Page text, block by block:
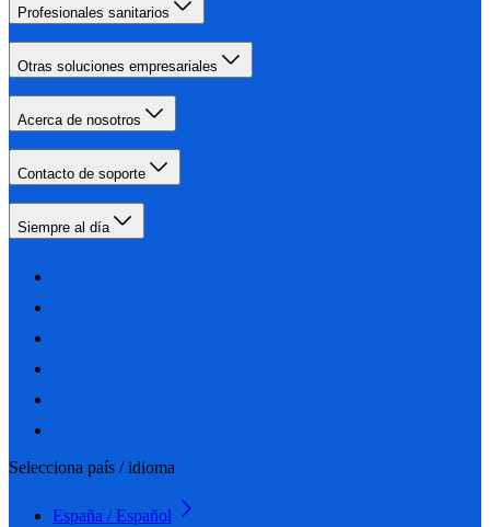
Profesionales sanitarios
Otras soluciones empresariales
Acerca de nosotros
Contacto de soporte
Siempre al día
Selecciona país / idioma
España / Español